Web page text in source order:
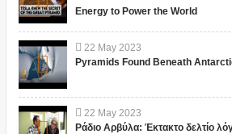
Energy to Power the World
22 May 2023
Pyramids Found Beneath
22 May 2023
Ράδιο Αρβύλα: Έκτακτο δελτίο